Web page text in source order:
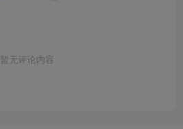
暂无评论内容